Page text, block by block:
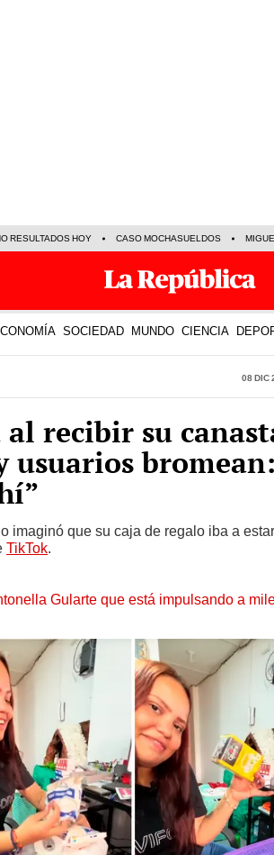
RESULTADOS HOY CASO MOCHASUELDOS
SOCIEDAD MUNDO CIENCIA
08 Dic
al recibir su
usuarios bromean:
imaginó que su caja de regalo iba a
TikTok.
Gularte que está impulsando a